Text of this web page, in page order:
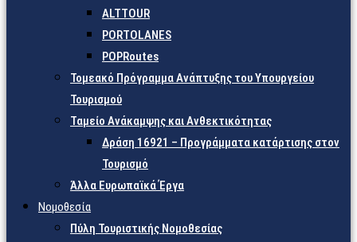
ALTTOUR
PORTOLANES
POPRoutes
Τομεακό Πρόγραμμα Ανάπτυξης του Υπουργείου
Τουρισμού
Ταμείο Ανάκαμψης και Ανθεκτικότητας
Δράση 16921 – Προγράμματα κατάρτισης στον
Τουρισμό
Άλλα Ευρωπαϊκά Έργα
Νομοθεσία
Πύλη Τουριστικής Νομοθεσίας